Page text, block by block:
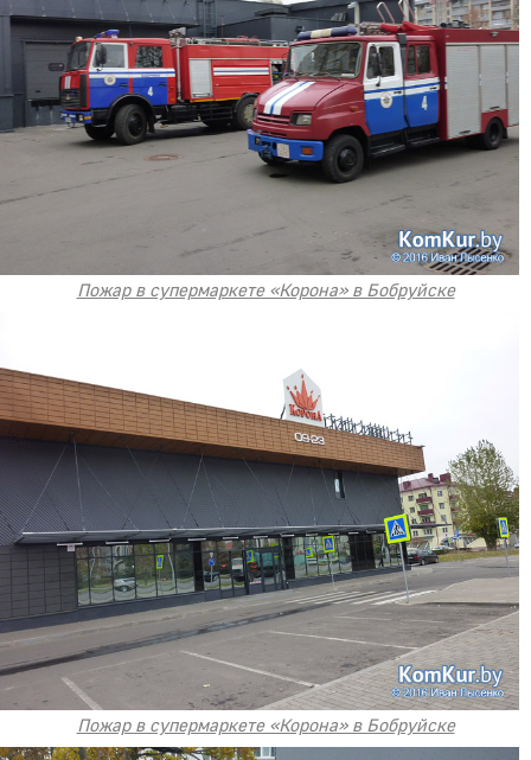
Пожар в супермаркете «Корона» в Бобруйске
Пожар в супермаркете «Корона» в Бобруйске